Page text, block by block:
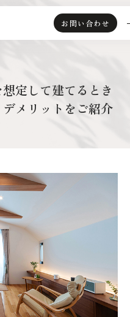
お問い合わせ
定して建てるとき
メリットをご紹介